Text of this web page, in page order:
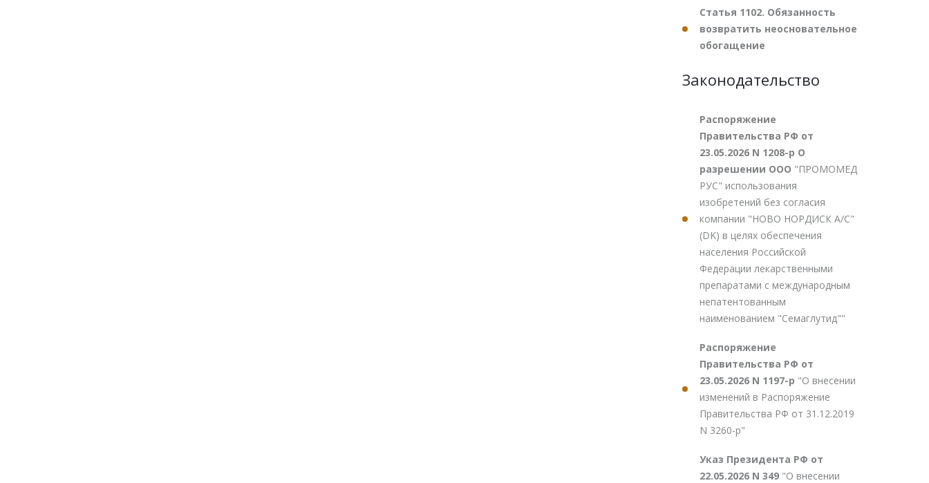
Статья 1102. Обязанность
возвратить неосновательное
обогащение
Законодательство
Распоряжение
Правительства РФ от
23.05.2026 N 1208-р О
разрешении ООО "ПРОМОМЕД
РУС" использования
изобретений без согласия
компании "НОВО НОРДИСК А/С"
(DK) в целях обеспечения
населения Российской
Федерации лекарственными
препаратами с международным
непатентованным
наименованием "Семаглутид""
Распоряжение
Правительства РФ от
23.05.2026 N 1197-р "О внесении
изменений в Распоряжение
Правительства РФ от 31.12.2019
N 3260-р"
Указ Президента РФ от
22.05.2026 N 349 "О внесении